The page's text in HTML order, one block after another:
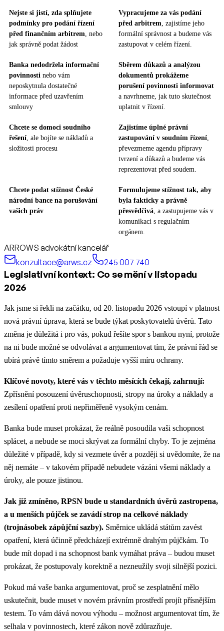
Nejste si jistí, zda splňujete
podmínky pro podání řízení
před finančním arbitrem , nebo
jak správně podat žádost
Vypracujeme za vás podání
před arbitrem , zajistíme jeho
formální správnost a budeme vás
zastupovat v celém řízení.
Banka nedodržela informační
povinnosti nebo vám
neposkytnula dostatečné
informace před uzavřením
smlouvy
Sběrem důkazů a analýzou
dokumentů prokážeme
porušení povinnosti informovat
a navrhneme, jak tuto skutečnost
uplatnit v řízení.
Chcete se domoci soudního
řešení , ale bojíte se nákladů a
složitosti procesu
Zajistíme úplné právní
zastupování v soudním řízení
převezmeme agendu přípravy
tvrzení a důkazů a budeme vás
reprezentovat před soudem.
Chcete podat stížnost České
národní bance na porušování
vašich práv
Formulujeme stížnost tak, aby
byla fakticky a právně
přesvědčivá , a zastupujeme vás v
komunikaci s regulačním
orgánem.
ARROWS advokátní kancelář
konzultace@arws.cz
245 007 740
Legislativní kontext: Co se mění v listopadu
2026
Jak jsme si řekli na začátku, od 20. listopadu 2026 vstoupí v platnost
nová právní úprava, která se bude týkat poskytovatelů úvěrů. Tato
změna je důležitá i pro vás, pokud řešíte spor s bankou nyní, protože
na ni bude možné se odvolávat a argumentovat tím, že právní řád se
ubírá právě tímto směrem a požaduje vyšší míru ochrany.
Klíčové novoty, které vás v těchto měsících čekají, zahrnují:
Zpřísnění posouzení úvěruschopnosti, stropy na úroky a náklady a
zesílení opatření proti nepřiměřeně vysokým cenám.
Banka bude muset prokázat, že reálně posoudila vaši schopnost
splácet, a nebude se moci skrývat za formální chyby. To je zejména
důležité v případě, kdy si vezmete úvěr a později si uvědomíte, že na
něj nemáte – v takovém případě nebudete vázáni všemi náklady a
úroky, ale pouze jistinou.
Jak již zmíněno, RPSN bude u standardních úvěrů zastropena,
a u menších půjček se zavádí strop na celkové náklady
(trojnásobek zápůjční sazby). Směrnice ukládá státům zavést
opatření, která účinně předcházejí extrémně drahým půjčkám. To
bude mít dopad i na schopnost bank vymáhat práva – budou muset
prokázat, že postupovaly korektně a nezneužily svoji silnější pozici.
Pokud má vaše banka argumentovat, proč se zesplatnění mělo
uskutečnit, bude muset v novém právním prostředí projít přísnějším
testem. To vám dává novou výhodu – možnost argumentovat tím, že
selhala v povinnostech, které zákon nově zdůrazňuje.